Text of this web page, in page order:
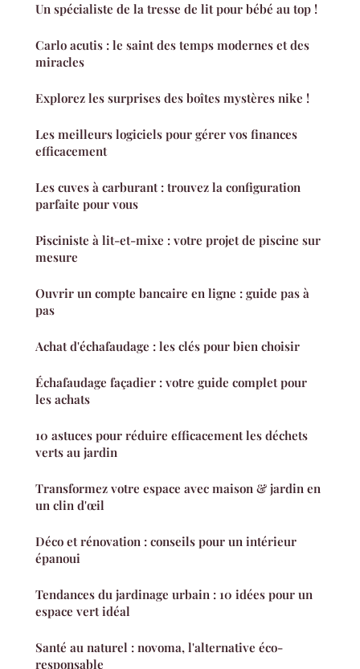
Un spécialiste de la tresse de lit pour bébé au top !
Carlo acutis : le saint des temps modernes et des
miracles
Explorez les surprises des boîtes mystères nike !
Les meilleurs logiciels pour gérer vos finances
efficacement
Les cuves à carburant : trouvez la configuration
parfaite pour vous
Pisciniste à lit-et-mixe : votre projet de piscine sur
mesure
Ouvrir un compte bancaire en ligne : guide pas à
pas
Achat d'échafaudage : les clés pour bien choisir
Échafaudage façadier : votre guide complet pour
les achats
10 astuces pour réduire efficacement les déchets
verts au jardin
Transformez votre espace avec maison & jardin en
un clin d'œil
Déco et rénovation : conseils pour un intérieur
épanoui
Tendances du jardinage urbain : 10 idées pour un
espace vert idéal
Santé au naturel : novoma, l'alternative éco-
responsable